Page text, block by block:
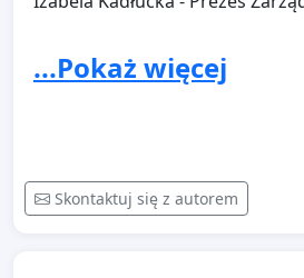
Katarzyna Śliwa-Łobacz -
Ewa Gebert - Prezes Zarządu
Agata Gawrońska - Prezes
...Pokaż więcej
Skontaktuj się z autorem